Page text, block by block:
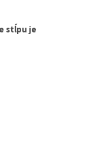
stĺpu je